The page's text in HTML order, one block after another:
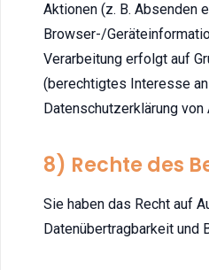
Aktionen (z. B. Absenden
Browser-/
Verarbeitung erfolgt auf
(berechtigtes Interesse
Datenschutzerklärung von
8) Rechte des
Sie haben das Recht auf
Datenübertragbarkeit und